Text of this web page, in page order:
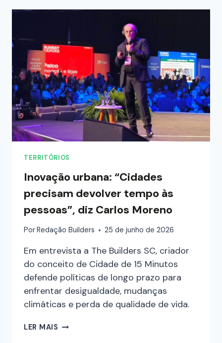
TERRITÓRIOS
Inovação urbana: “Cidades
precisam devolver tempo às
pessoas”, diz Carlos Moreno
Por Redação Builders 25 de junho de 2026
Em entrevista a The Builders SC, criador
do conceito de Cidade de 15 Minutos
defende políticas de longo prazo para
enfrentar desigualdade, mudanças
climáticas e perda de qualidade de vida.
LER MAIS